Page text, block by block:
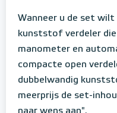
Wanneer u de set
kunststof verdeler
manometer en
compacte open
dubbelwandig
meerprijs de set-